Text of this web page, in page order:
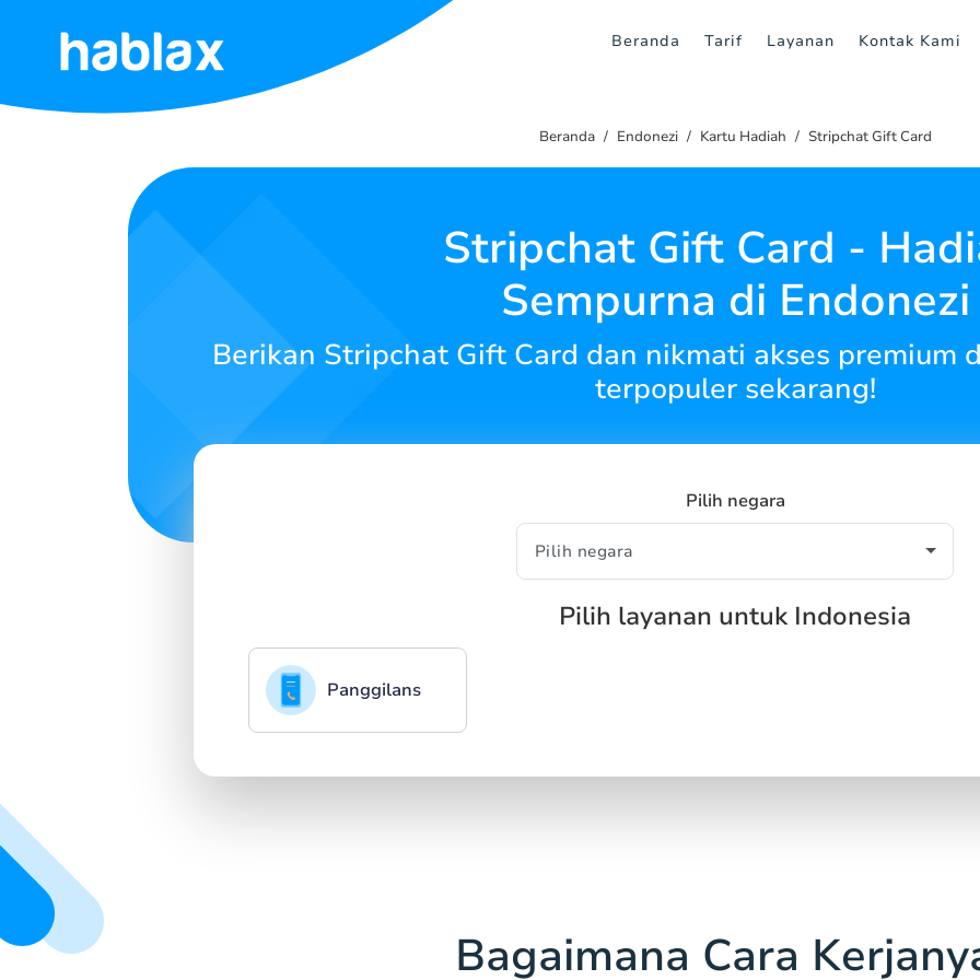
Beranda Tarif Layanan Kontak Kami
Beranda
SIGN UP
Beranda Endonezi Kartu Hadiah Stripchat Gift Card
Stripchat Gift Card -
Sempurna di Endonezi
Berikan Stripchat Gift Card dan nikmati akses premium
terpopuler sekarang!
Pilih negara
Pilih layanan untuk Indonesia
Panggilans
Bagaimana Cara